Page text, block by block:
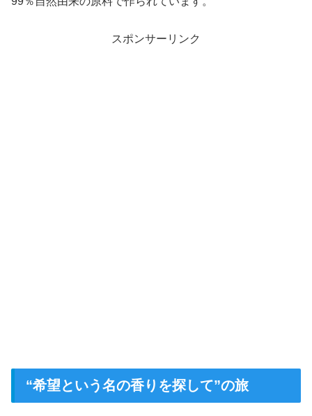
スポンサーリンク
“希望という名の香りを探して”の旅